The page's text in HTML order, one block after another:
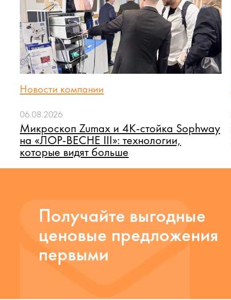
Новости компании
06.08.2026
Микроскоп Zumax и 4K-стойка Sophway
на «ЛОР-ВЕСНЕ III»: технологии,
которые видят больше
Получайте выгодные
ценовые предложения
первыми